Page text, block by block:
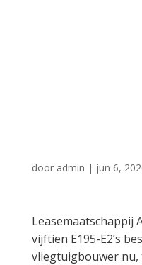
door admin | jun 6,
Leasemaatschappij
vijftien E195-E2’s
vliegtuigbouwer nu,